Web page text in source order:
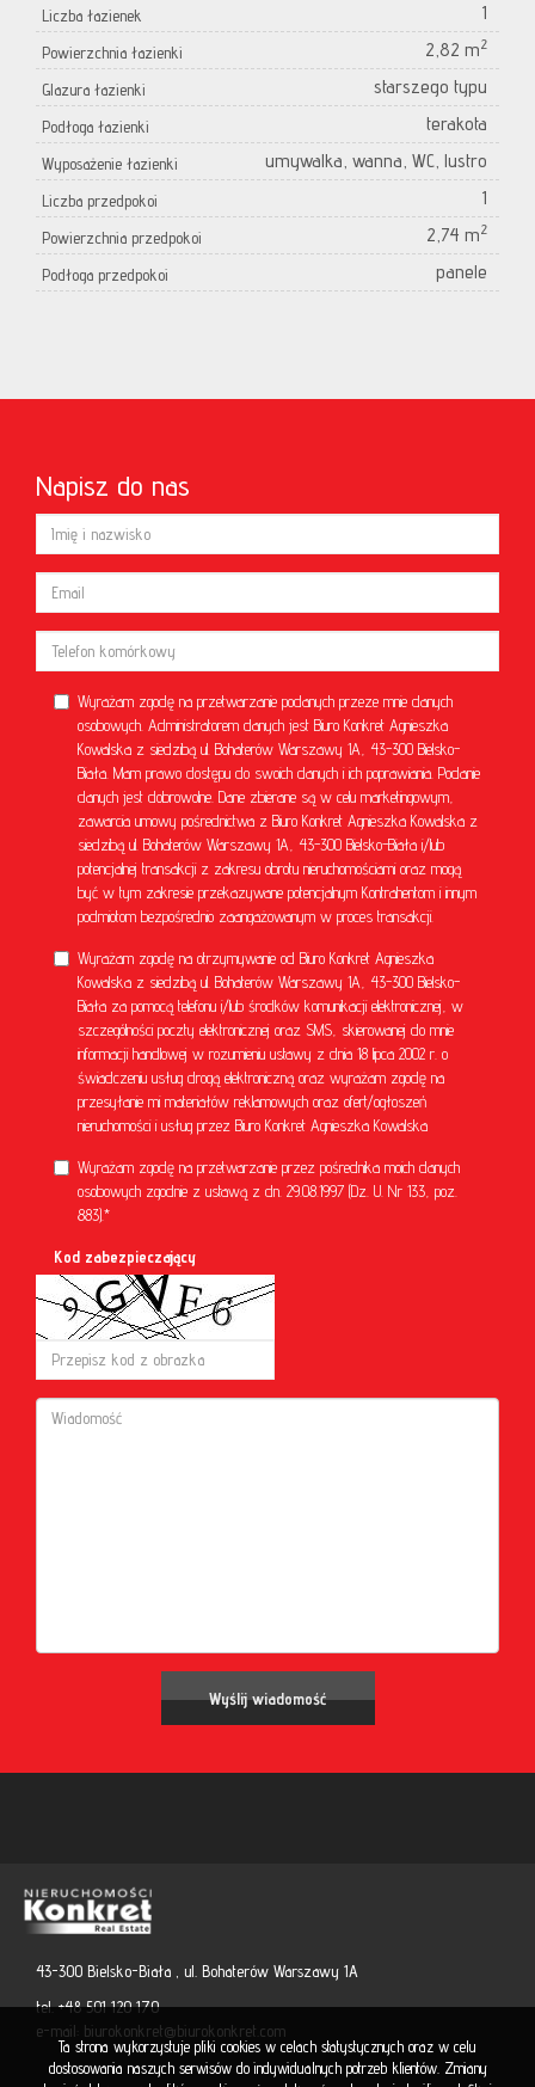
Liczba łazienek 1
Powierzchnia łazienki 2,82 m2
Glazura łazienki starszego typu
Podłoga łazienki terakota
Wyposażenie łazienki umywalka, wanna, WC, lustro
Liczba przedpokoi 1
Powierzchnia przedpokoi 2,74 m2
Podłoga przedpokoi panele
Napisz do nas
Wyrażam zgodę na przetwarzanie podanych przeze mnie danych
osobowych. Administratorem danych jest Biuro Konkret Agnieszka
Kowalska z siedzibą ul. Bohaterów Warszawy 1A, 43-300 Bielsko-
Biała. Mam prawo dostępu do swoich danych i ich poprawiania. Podanie
danych jest dobrowolne. Dane zbierane są w celu marketingowym,
zawarcia umowy pośrednictwa z Biuro Konkret Agnieszka Kowalska z
siedzibą ul. Bohaterów Warszawy 1A, 43-300 Bielsko-Biała i/lub
potencjalnej transakcji z zakresu obrotu nieruchomościami oraz mogą
być w tym zakresie przekazywane potencjalnym Kontrahentom i innym
podmiotom bezpośrednio zaangażowanym w proces transakcji.
Wyrażam zgodę na otrzymywanie od Biuro Konkret Agnieszka
Kowalska z siedzibą ul. Bohaterów Warszawy 1A, 43-300 Bielsko-
Biała za pomocą telefonu i/lub środków komunikacji elektronicznej, w
szczególności poczty elektronicznej oraz SMS, skierowanej do mnie
informacji handlowej w rozumieniu ustawy z dnia 18 lipca 2002 r. o
świadczeniu usług drogą elektroniczną oraz wyrażam zgodę na
przesyłanie mi materiałów reklamowych oraz ofert/ogłoszeń
nieruchomości i usług przez Biuro Konkret Agnieszka Kowalska
Wyrażam zgodę na przetwarzanie przez pośrednika moich danych
osobowych zgodnie z ustawą z dn. 29.08.1997 (Dz. U. Nr 133, poz.
883).*
Kod zabezpieczający
43-300 Bielsko-Biała , ul. Bohaterów Warszawy 1A
tel. +48 501 120 170
e-mail: biurokonkret@biurokonkret.com
Ta strona wykorzystuje pliki cookies w celach statystycznych oraz w celu
dostosowania naszych serwisów do indywidualnych potrzeb klientów. Zmiany